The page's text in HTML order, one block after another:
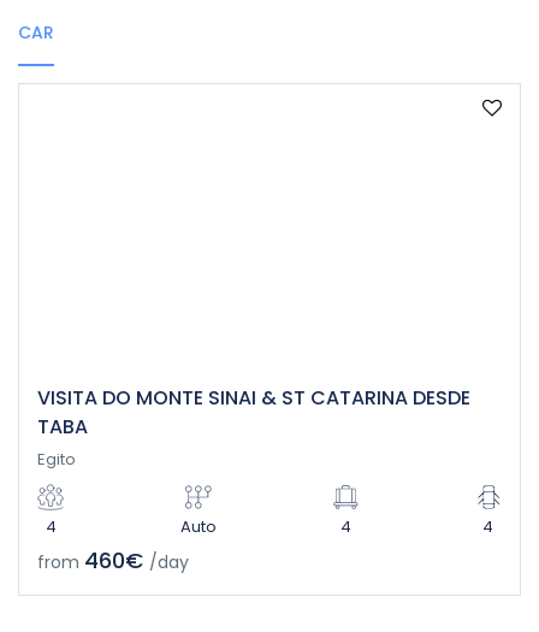
CAR
VISITA DO MONTE SINAI & ST CATARINA DESDE
TABA
Egito
4 Auto 4 4
from 460€ /day